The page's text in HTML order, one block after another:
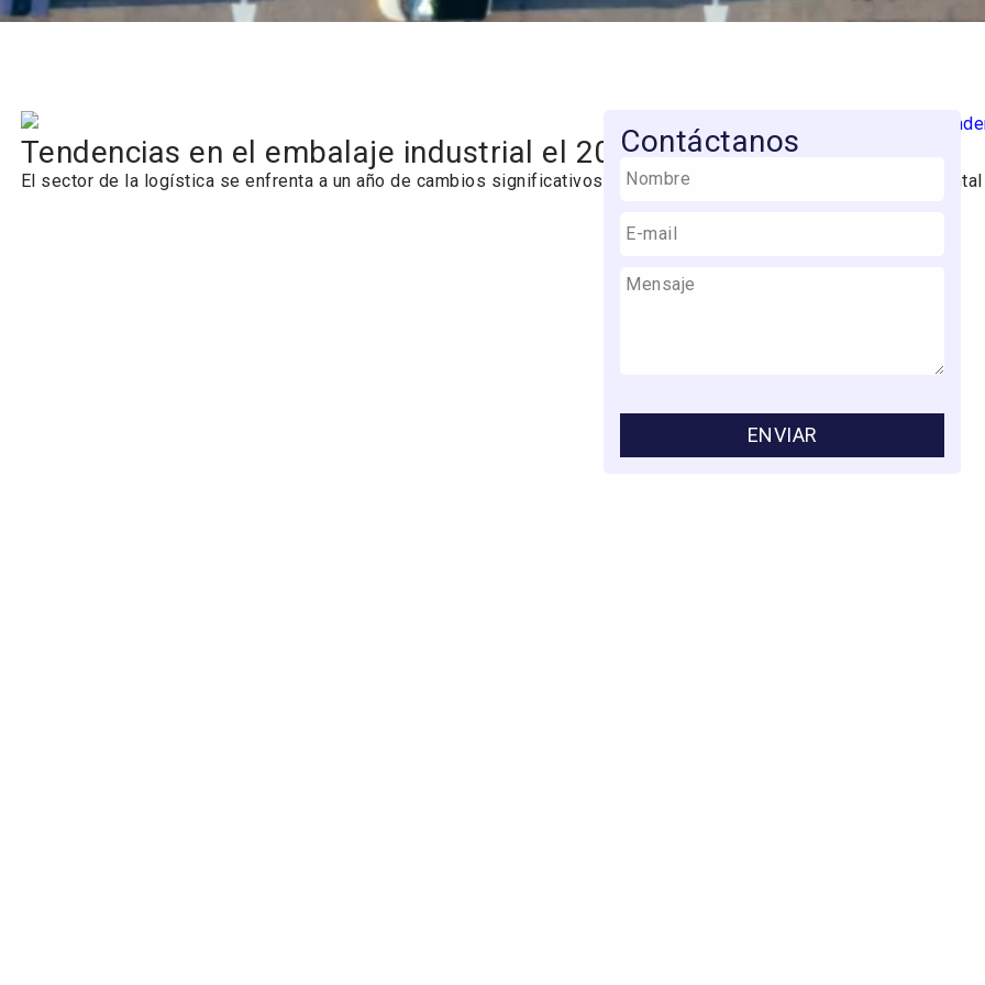
Tendencias en el embalaje industrial el 2025
El sector de la logística se enfrenta a un año de cambios significativos impulsados por la conciencia
Contáctanos
ENVIAR